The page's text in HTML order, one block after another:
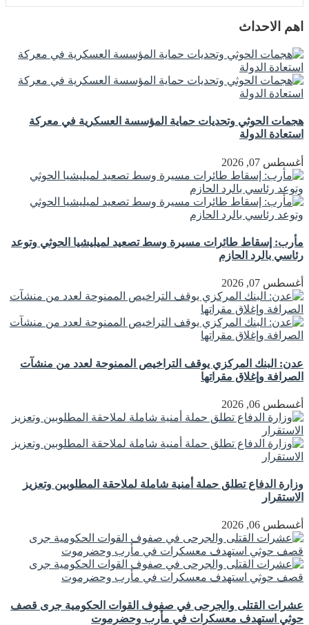
اهم الاحداث
هجمات الحوثي وتحديات حماية المؤسسة العسكرية في معركة
استعادة الدولة
أغسطس 07, 2026
مأرب: إسقاط طائرات مسيرة وسط تصعيد لميليشيا الحوثي وتوعد
رئاسي بالرد الحازم
أغسطس 07, 2026
عدن: البنك المركزي يوقف التراخيص الممنوحة لعدد من منشآت
الصرافة وإغلاق مقراتها
أغسطس 06, 2026
وزارة الدفاع تطلق حملة أمنية شاملة لملاحقة المطلوبين وتعزيز
الاستقرار
أغسطس 06, 2026
عشرات القتلى والجرحى في صفوف القوات الحكومية جرى قصف
حوثي استهدف معسكرات في مأرب وحضرموت